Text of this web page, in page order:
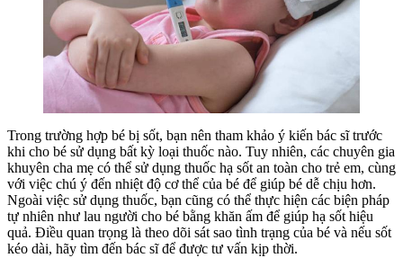
Trong trường hợp bé bị sốt, bạn nên tham khảo ý kiến bác sĩ trước
khi cho bé sử dụng bất kỳ loại thuốc nào. Tuy nhiên, các chuyên gia
khuyên cha mẹ có thể sử dụng thuốc hạ sốt an toàn cho trẻ em, cùng
với việc chú ý đến nhiệt độ cơ thể của bé để giúp bé dễ chịu hơn.
Ngoài việc sử dụng thuốc, bạn cũng có thể thực hiện các biện pháp
tự nhiên như lau người cho bé bằng khăn ấm để giúp hạ sốt hiệu
quả. Điều quan trọng là theo dõi sát sao tình trạng của bé và nếu sốt
kéo dài, hãy tìm đến bác sĩ để được tư vấn kịp thời.